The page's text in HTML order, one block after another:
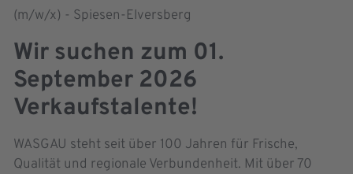
Wir suchen zum 01.
September 2026
Verkaufstalente!
WASGAU steht seit über 100 Jahren für Frische,
Qualität und regionale Verbundenheit. Mit über 70